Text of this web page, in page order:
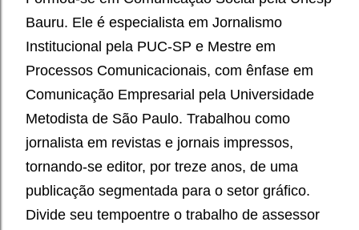
Bauru. Ele é especialista em Jornalismo
Institucional pela PUC-SP e Mestre em
Processos Comunicacionais, com ênfase em
Comunicação Empresarial pela Universidade
Metodista de São Paulo. Trabalhou como
jornalista em revistas e jornais impressos,
tornando-se editor, por treze anos, de uma
publicação segmentada para o setor gráfico.
Divide seu tempoentre o trabalho de assessor